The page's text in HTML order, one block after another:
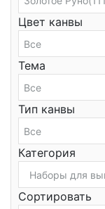
Цвет канвы
Тема
Тип канвы
Категория
Сортировать